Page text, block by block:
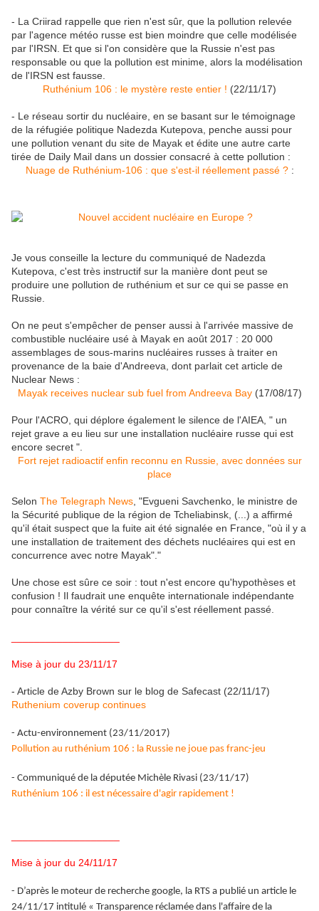
- La Criirad rappelle que rien n'est sûr, que la pollution relevée
par l'agence météo russe est bien moindre que celle modélisée
par l'IRSN. Et que si l'on considère que la Russie n'est pas
responsable ou que la pollution est minime, alors la modélisation
de l'IRSN est fausse.
Ruthénium 106 : le mystère reste entier ! (22/11/17)
- Le réseau sortir du nucléaire, en se basant sur le témoignage
de la réfugiée politique Nadezda Kutepova, penche aussi pour
une pollution venant du site de Mayak et édite une autre carte
tirée de Daily Mail dans un dossier consacré à cette pollution :
Nuage de Ruthénium-106 : que s'est-il réellement passé ?:
Je vous conseille la lecture du communiqué de Nadezda
Kutepova, c'est très instructif sur la manière dont peut se
produire une pollution de ruthénium et sur ce qui se passe en
Russie.
On ne peut s'empêcher de penser aussi à l'arrivée massive de
combustible nucléaire usé à Mayak en août 2017 : 20 000
assemblages de sous-marins nucléaires russes à traiter en
provenance de la baie d'Andreeva, dont parlait cet article de
Nuclear News :
Mayak receives nuclear sub fuel from Andreeva Bay(17/08/17)
Pour l'ACRO, qui déplore également le silence de l'AIEA, " un
rejet grave a eu lieu sur une installation nucléaire russe qui est
encore secret ".
Fort rejet radioactif enfin reconnu en Russie, avec données sur
place
Selon The Telegraph News "Evgueni Savchenko, le ministre de
la Sécurité publique de la région de Tcheliabinsk, (...) a affirmé
qu'il était suspect que la fuite ait été signalée en France, "où il y a
une installation de traitement des déchets nucléaires qui est en
concurrence avec notre Mayak"."
Une chose est sûre ce soir : tout n'est encore qu'hypothèses et
confusion ! Il faudrait une enquête internationale indépendante
pour connaître la vérité sur ce qu'il s'est réellement passé.
Mise à jour du 23/11/17
- Article de Azby Brown sur le blog de Safecast (22/11/17)
Ruthenium coverup continues
- Actu-environnement (23/11/2017)
Pollution au ruthénium 106 : la Russie ne joue pas franc-jeu
- Communiqué de la députée Michèle Rivasi (23/11/17)
Ruthénium 106 : il est nécessaire d'agir rapidement !
Mise à jour du 24/11/17
- D’après le moteur de recherche google, la RTS a publié un article le
24/11/17 intitulé « Transparence réclamée dans l'affaire de la